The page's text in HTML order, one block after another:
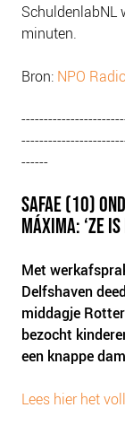
SchuldenlabNL
minuten.
Bron: NPO
------
SAFAE (10)
MÁXIMA: ‘ZE IS
Met
Delfshaven
middagje
bezocht
een knappe
Lees hier het